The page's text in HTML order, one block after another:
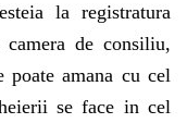
la registratura
de consiliu,
poate amana cu cel
se face in cel